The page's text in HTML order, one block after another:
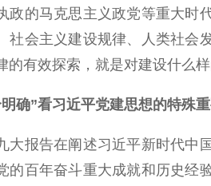
政的马克思主义政党等重大时
社会主义建设规律、人类社会
的有效探索，就是对建设什么
确”看习近平党建思想的特殊
报告在阐述习近平新时代中国
的百年奋斗重大成就和历史经